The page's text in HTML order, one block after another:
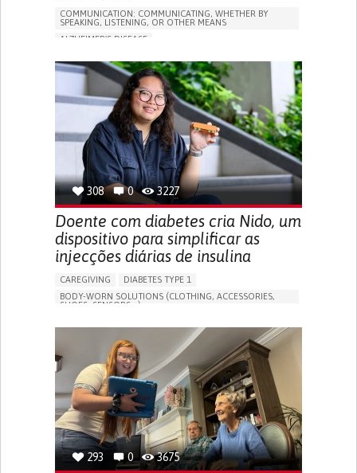
COMMUNICATION: COMMUNICATING, WHETHER BY
SPEAKING, LISTENING, OR OTHER MEANS
ALZHEIMER'S DISEASE
MEMORY LOSS
PROMOTING SELF-MANAGEMENT
MANAGING NEUROLOGICAL DISORDERS
CAREGIVING SUPPORT
GENERAL AND FAMILY MEDICINE
NEUROLOGY
FRANCE
308 0 3227
Doente com diabetes cria Nido, um
dispositivo para simplificar as
injecções diárias de insulina
CAREGIVING
DIABETES TYPE 1
BODY-WORN SOLUTIONS (CLOTHING, ACCESSORIES,
SHOES, SENSORS...)
293 0 3675